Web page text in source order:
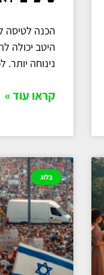
הכנה לטיסה
היטב יכולה
נינוחה יותר.
קראו עוד »
בלוג